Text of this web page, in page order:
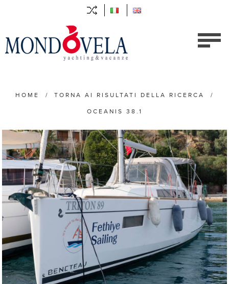
HOME / TORNA AI RISULTATI DELLA RICERCA /
OCEANIS 38.1